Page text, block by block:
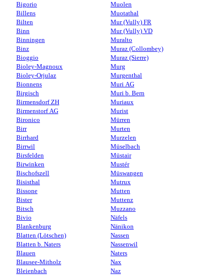
Bigorio
Billens
Bilten
Binn
Binningen
Binz
Bioggio
Bioley-Magnoux
Bioley-Orjulaz
Bionnens
Birgisch
Birmensdorf ZH
Birmenstorf AG
Bironico
Birr
Birrhard
Birrwil
Birsfelden
Birwinken
Bischofszell
Bisisthal
Bissone
Bister
Bitsch
Bivio
Blankenburg
Blatten (Lötschen)
Blatten b. Naters
Blauen
Blausee-Mitholz
Bleienbach
Muolen
Muotathal
Mur (Vully) FR
Mur (Vully) VD
Muralto
Muraz (Collombey)
Muraz (Sierre)
Murg
Murgenthal
Muri AG
Muri b. Bern
Muriaux
Murist
Mürren
Murten
Murzelen
Müselbach
Müstair
Mustér
Müswangen
Mutrux
Mutten
Muttenz
Muzzano
Näfels
Nänikon
Nassen
Nassenwil
Naters
Nax
Naz